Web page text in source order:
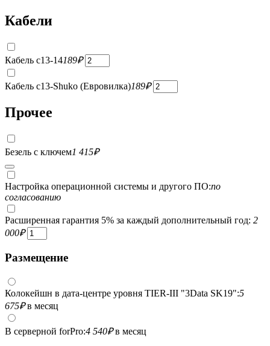
Кабели
Кабель c13-14189₽
Кабель c13-Shuko (Евровилка)189₽
Прочее
Безель с ключем1 415₽
Настройка операционной системы и другого ПО:по
согласованию
Расширенная гарантия 5% за каждый дополнительный год: 2
000₽
Размещение
Колокейшн в дата-центре уровня TIER-III "3Data SK19":5
675₽в месяц
В серверной forPro:4 540₽в месяц